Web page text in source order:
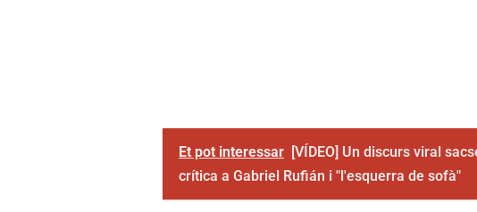
Et pot interessar [VÍDEO] Un discurs viral
crítica a Gabriel Rufián i "l'esquerra de sofà"